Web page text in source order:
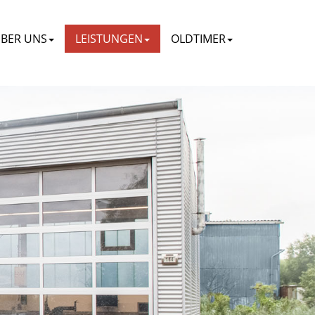
UNS LEISTUNGEN OLDTIMER